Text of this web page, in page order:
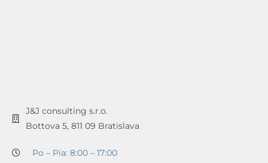
J&J consulting s.r.o.
Bottova 5, 811 09 Bratislava
Po – Pia: 8:00 – 17:00